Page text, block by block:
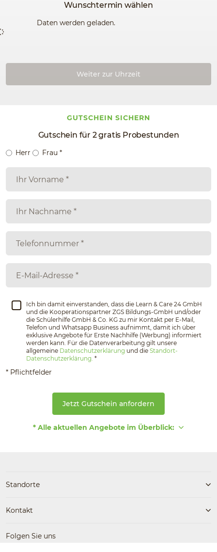
Wunschtermin wählen
Daten werden geladen.
Weiter zur Uhrzeit
GUTSCHEIN SICHERN
Gutschein für 2 gratis Probestunden
Herr Frau *
Ich bin damit einverstanden, dass die Learn & Care 24 GmbH
und die Kooperationspartner ZGS Bildungs-GmbH und/oder
die Schülerhilfe GmbH & Co. KG zu mir Kontakt per E-Mail,
Telefon und Whatsapp Business aufnimmt, damit ich über
exklusive Angebote für Erste Nachhilfe (Werbung) informiert
werden kann. Für die Datenverarbeitung gilt unsere
allgemeine Datenschutzerklärung und die Standort-
Datenschutzerklärung. *
* Pflichtfelder
Jetzt Gutschein anfordern
* Alle aktuellen Angebote im Überblick:
Standorte
Kontakt
Folgen Sie uns